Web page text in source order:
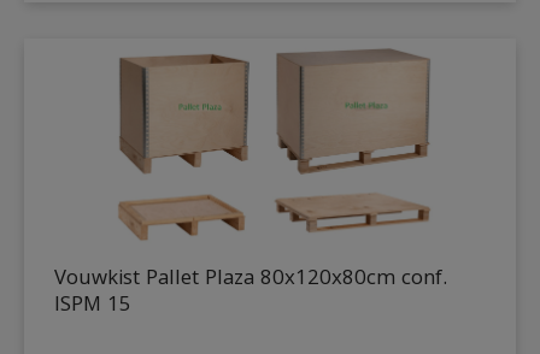
Vouwkist Pallet Plaza 80x120x80cm conf.
ISPM 15